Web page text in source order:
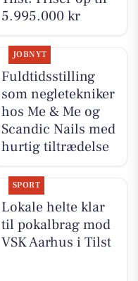
5.995.000 kr
JOBNYT
Fuldtidsstilling
som negletekniker
hos Me & Me og
Scandic Nails med
hurtig tiltrædelse
SPORT
Lokale helte klar
til pokalbrag mod
VSK Aarhus i Tilst